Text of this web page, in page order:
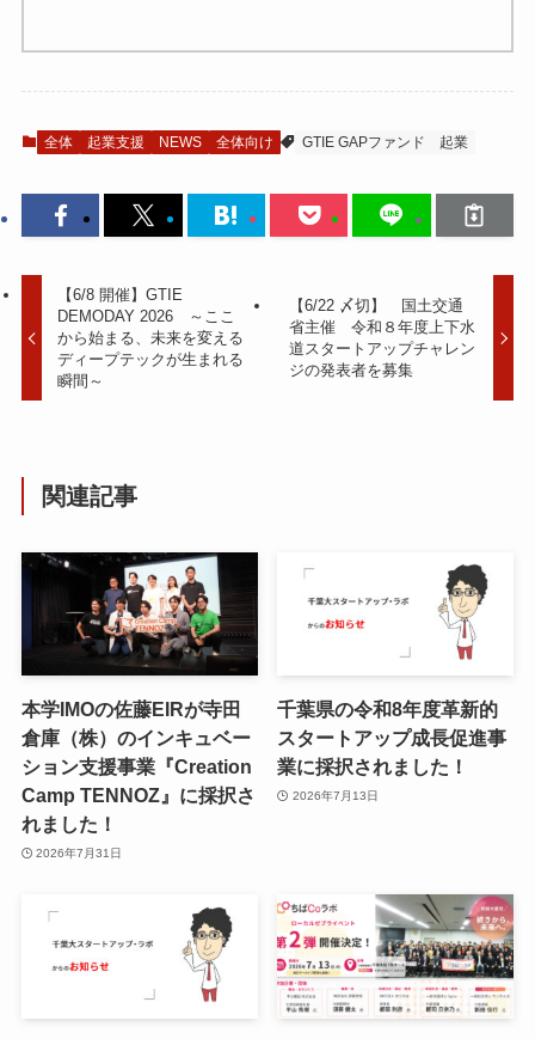
全体 起業支援 NEWS 全体向け GTIE GAPファンド 起業
【6/8 開催】GTIE
DEMODAY 2026 ～ここ
から始まる、未来を変える
ディープテックが生まれる
瞬間～
【6/22 〆切】 国土交通
省主催 令和８年度上下水
道スタートアップチャレン
ジの発表者を募集
関連記事
本学IMOの佐藤EIRが寺田
倉庫（株）のインキュベー
ション支援事業『Creation
Camp TENNOZ』に採択さ
れました！
2026年7月31日
千葉県の令和8年度⾰新的
スタートアップ成⻑促進事
業に採択されました！
2026年7月13日